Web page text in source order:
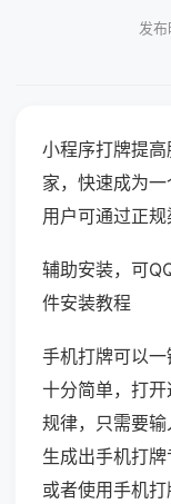
发
小程序打牌提
家，快速成为
用户可通过正规
辅助安装，可
件安装教程
手机打牌可以
十分简单，打
规律，只需要
生成出手机打
或者使用手机打